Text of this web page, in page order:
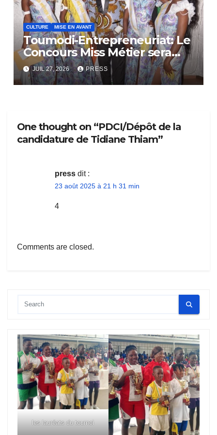
CULTURE MISE EN AVANT
Toumodi-Entrepreneuriat: Le
Concours Miss Métier sera
bientôt lance.
JUIL 27, 2026 PRESS
One thought on “PDCI/Dépôt de la
candidature de Tidiane Thiam”
press dit :
23 août 2025 à 21 h 31 min
4
Comments are closed.
les lauréats du tournoi